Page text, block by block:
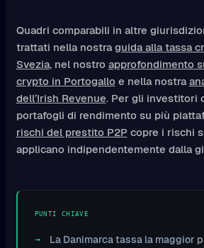
Quadri comparabili in altre
trattati nella nostraguida alla tassa
Svezia, nel nostro approfondimento
crypto in Portogallo e nella nostra
dell’Irish Revenue. Per gli investitori
portafogli di rendimento su più
rischi del prestito P2P copre i rischi
applicano indipendentemente dalla
PUNTI CHIAVE
La Danimarca tassa la maggior